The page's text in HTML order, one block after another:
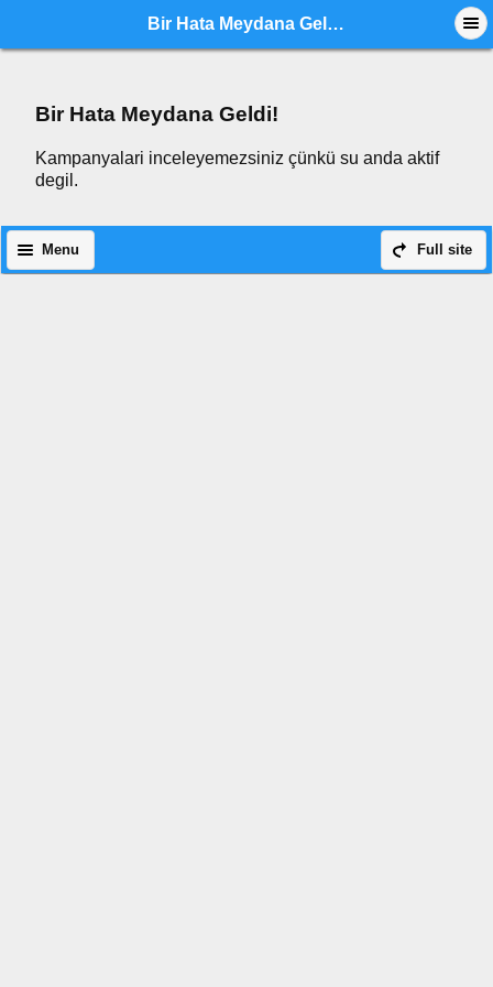
Bir Hata Meydana Geldi!
Bir Hata Meydana Geldi!
Kampanyalari inceleyemezsiniz çünkü su anda aktif
degil.
Full site
Menu